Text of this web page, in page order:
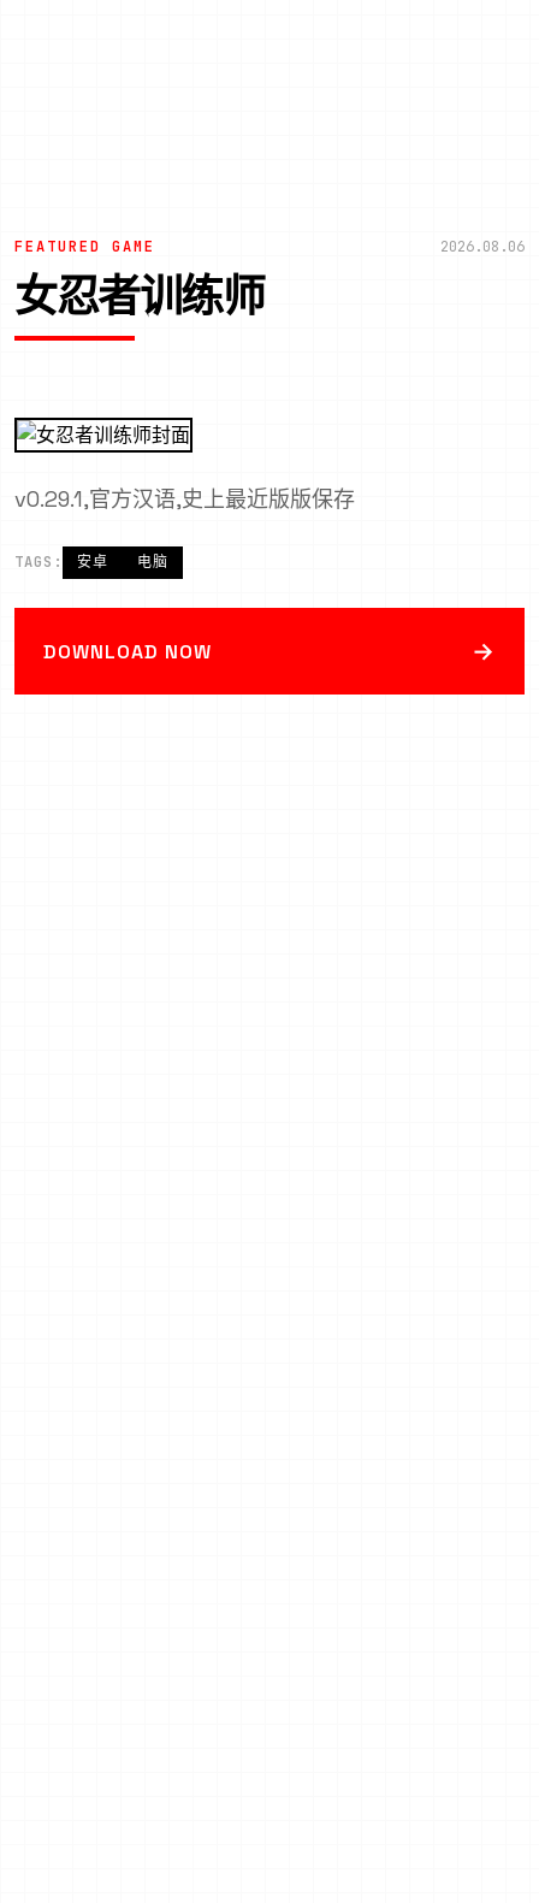
FEATURED GAME 2026.08.06
女忍者训练师
v0.29.1,官方汉语,史上最近版版保存
TAGS: 安卓 电脑
DOWNLOAD NOW →